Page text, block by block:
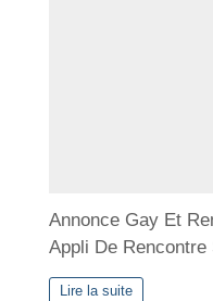
Annonce Gay Et
Appli De
Lire la suite